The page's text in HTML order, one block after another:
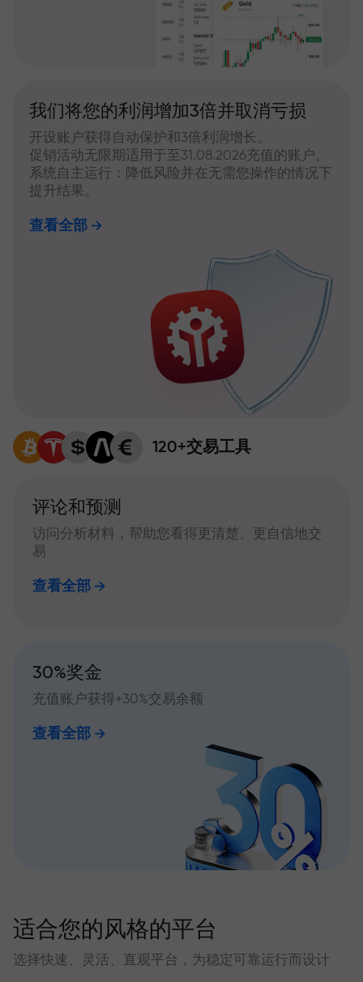
我们将您的利润增加3倍并取消亏损
开设账户获得自动保护和3倍利润增长。
促销活动无限期适用于至31.08.2026充值的账户。
系统自主运行：降低风险并在无需您操作的情况下
提升结果。
查看全部
120+交易工具
评论和预测
访问分析材料，帮助您看得更清楚、更自信地交
易
查看全部
30%奖金
充值账户获得+30%交易余额
查看全部
适合您的风格的平台
选择快速、灵活、直观平台，为稳定可靠运行而设计